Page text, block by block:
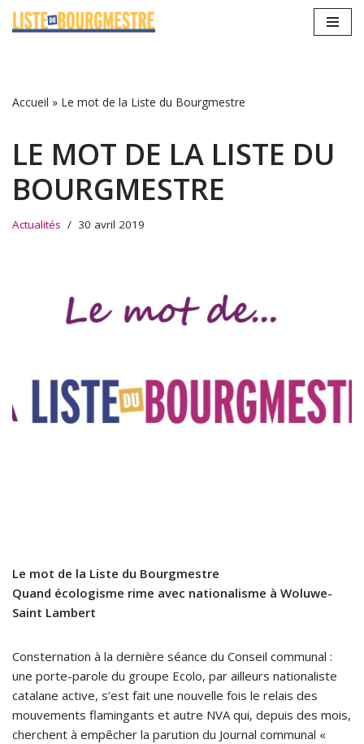
Accueil » Le mot de la Liste du Bourgmestre
LE MOT DE LA LISTE DU
BOURGMESTRE
Actualités 30 avril 2019
Le mot de la Liste du Bourgmestre
Quand écologisme rime avec nationalisme à Woluwe-
Saint Lambert
Consternation à la dernière séance du Conseil communal :
une porte-parole du groupe Ecolo, par ailleurs nationaliste
catalane active, s’est fait une nouvelle fois le relais des
mouvements flamingants et autre NVA qui, depuis des mois,
cherchent à empêcher la parution du Journal communal «